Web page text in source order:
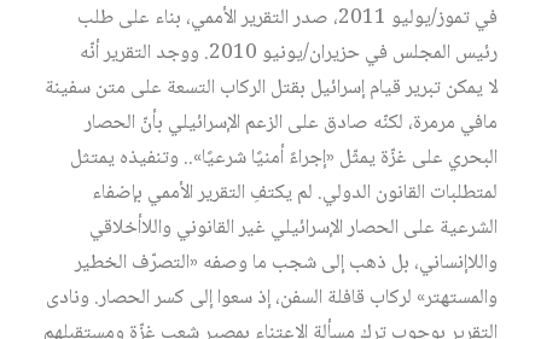
في تموز/يوليو 2011، صدر التقرير الأممي، بناء على طلب
رئيس المجلس في حزيران/يونيو 2010. ووجد التقرير أنّه
لا يمكن تبرير قيام إسرائيل بقتل الركاب التسعة على متن سفينة
مافي مرمرة، لكنّه صادق على الزعم الإسرائيلي بأنّ الحصار
البحري على غزّة يمثّل «إجراءً أمنيًا شرعيًا».. وتنفيذه يمتثل
لمتطلبات القانون الدولي. لم يكتفِ التقرير الأممي بإضفاء
الشرعية على الحصار الإسرائيلي غير القانوني واللاأخلاقي
واللاإنساني، بل ذهب إلى شجب ما وصفه «التصرّف الخطير
والمستهتر» لركاب قافلة السفن، إذ سعوا إلى كسر الحصار. ونادى